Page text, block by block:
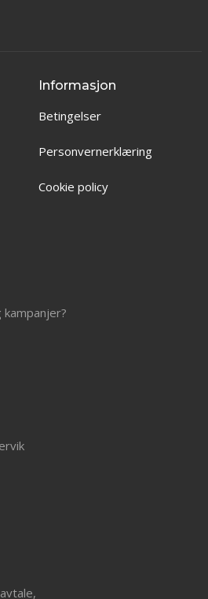
Informasjon
Betingelser
Personvernerklæring
Cookie policy